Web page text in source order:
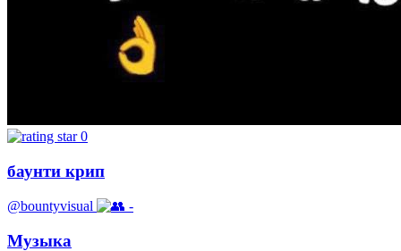
0
баунти крип
@bountyvisual -
Музыка